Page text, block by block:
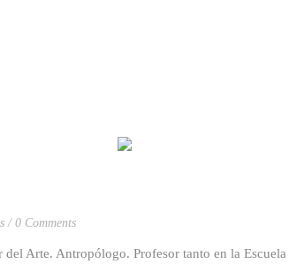
0 Comments
Antropólogo. Profesor tanto en la Escuela